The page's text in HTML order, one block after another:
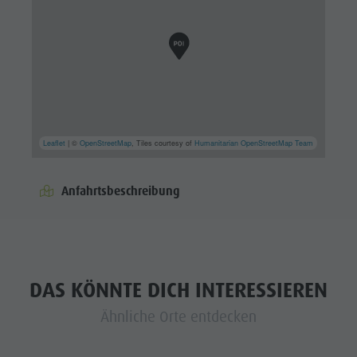
Leaflet | ©OpenStreetMap, Tiles courtesy of Humanitarian OpenStreetMap Team
Anfahrtsbeschreibung
DAS KÖNNTE DICH INTERESSIEREN
Ähnliche Orte entdecken